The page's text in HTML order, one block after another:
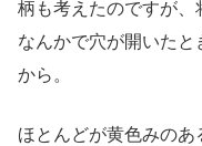
柄も考えたのですが
なんかで穴が開いた
から。
ほとんどが黄色みのあ